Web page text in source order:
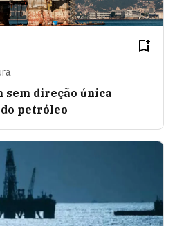
direção única
petróleo